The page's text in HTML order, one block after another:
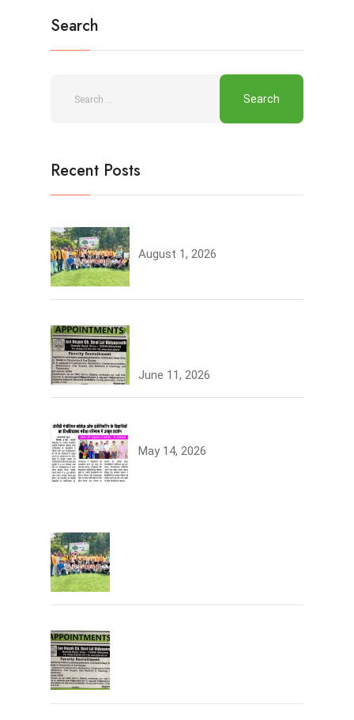
Search
Recent Posts
August 1, 2026
June 11, 2026
May 14, 2026